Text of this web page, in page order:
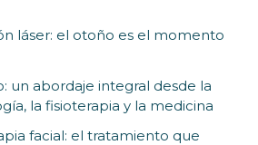
láser: el otoño es el momento
un abordaje integral desde la
la fisioterapia y la medicina
facial: el tratamiento que